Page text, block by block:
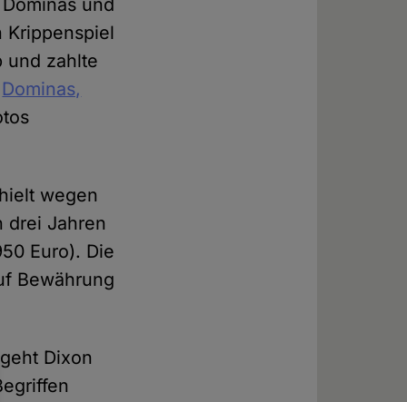
und
und zahlte
Dominas,
wegen
drei Jahren
Euro). Die
Bewährung
Dixon